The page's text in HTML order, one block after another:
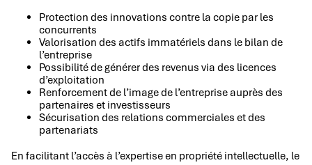
Protection des innovations contre la copie par les
concurrents
Valorisation des actifs immatériels dans le bilan de
l’entreprise
Possibilité de générer des revenus via des licences
d’exploitation
Renforcement de l’image de l’entreprise auprès des
partenaires et investisseurs
Sécurisation des relations commerciales et des
partenariats
En facilitant l’accès à l’expertise en propriété intellectuelle, le